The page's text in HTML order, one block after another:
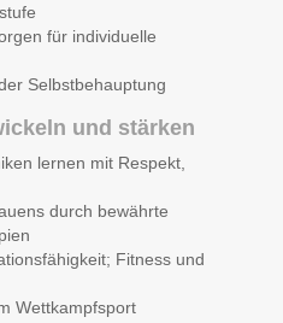
für individuelle
Selbstbehauptung
und stärken
lernen mit Respekt,
durch bewährte
Fitness und
Wettkampfsport